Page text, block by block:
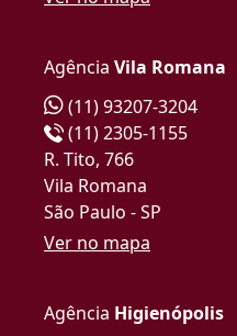
Agência Vila Romana
(11) 93207-3204
(11) 2305-1155
R. Tito, 766
Vila Romana
São Paulo - SP
Ver no mapa
Agência Higienópolis